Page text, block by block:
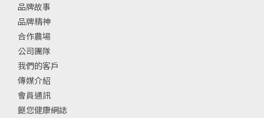
品牌故事
品牌精神
合作農場
公司團隊
我們的客戶
傳媒介紹
會員通訊
餸您健康網誌